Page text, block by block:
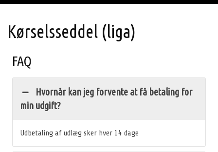
Kørselsseddel (liga)
FAQ
Hvornår kan jeg forvente at få betaling for
min udgift?
Udbetaling af udlæg sker hver 14 dage